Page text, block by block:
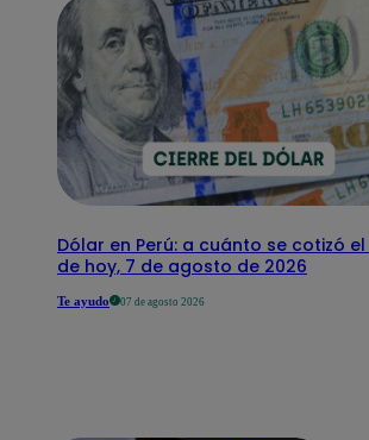
Dólar en Perú: a cuánto se cotizó
de hoy, 7 de agosto de 2026
Te ayudo 07 de agosto 2026